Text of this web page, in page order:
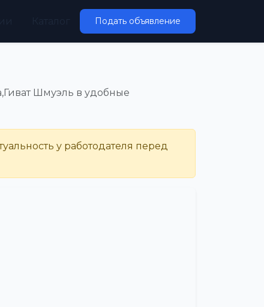
Подать объявление
Шмуэль в удобные
у работодателя перед